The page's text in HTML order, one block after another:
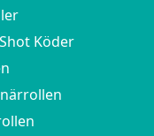
Köder